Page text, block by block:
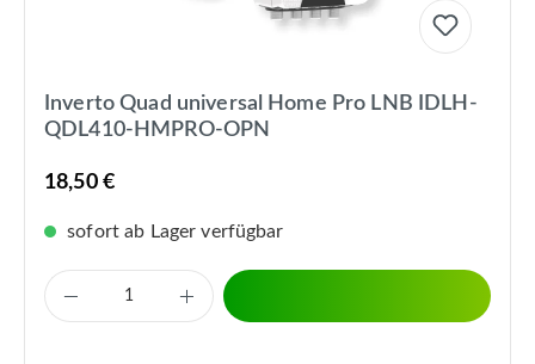
Inverto Quad universal Home Pro LNB IDLH-
QDL410-HMPRO-OPN
18,50 €
sofort ab Lager verfügbar